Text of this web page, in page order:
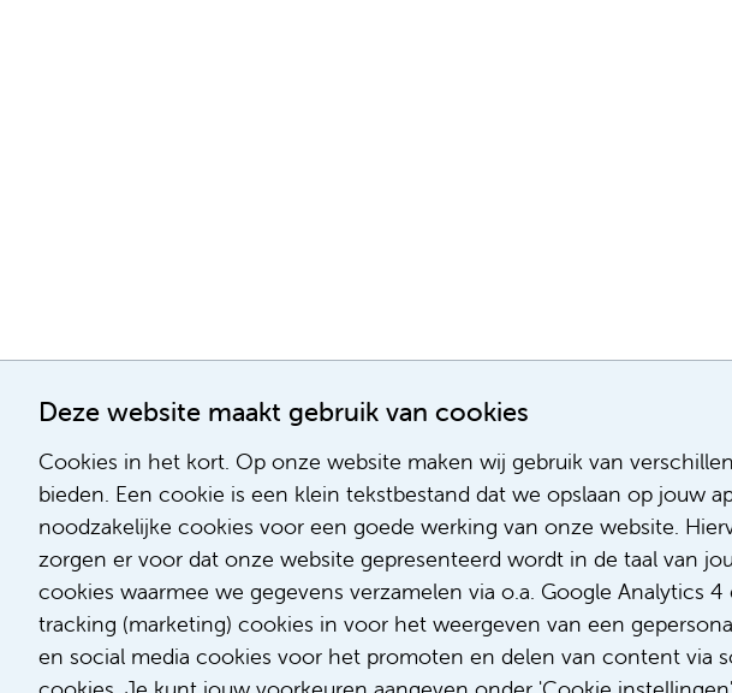
Deze website maakt gebruik van cookies
Cookies in het kort. Op onze website maken wij gebruik van
bieden. Een cookie is een klein tekstbestand dat we opslaan op jouw
noodzakelijke cookies voor een goede werking van onze website.
zorgen er voor dat onze website gepresenteerd wordt in de taal van
cookies waarmee we gegevens verzamelen via o.a. Google
tracking (marketing) cookies in voor het weergeven van een
en social media cookies voor het promoten en delen van content via
Meest recente
Assistent
Facilitair
Adviseur
focus op
Fellow